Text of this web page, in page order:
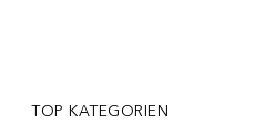
TOP KATEGORIEN